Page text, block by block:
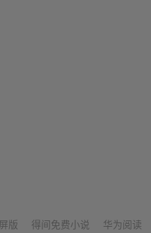
版 得间免费小说
华为阅读